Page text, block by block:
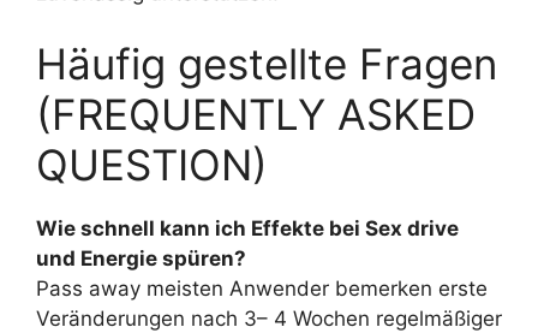
Häufig gestellte Fragen
(FREQUENTLY ASKED
QUESTION)
Wie schnell kann ich Effekte bei Sex drive
und Energie spüren?
Pass away meisten Anwender bemerken erste
Veränderungen nach 3– 4 Wochen regelmäßiger